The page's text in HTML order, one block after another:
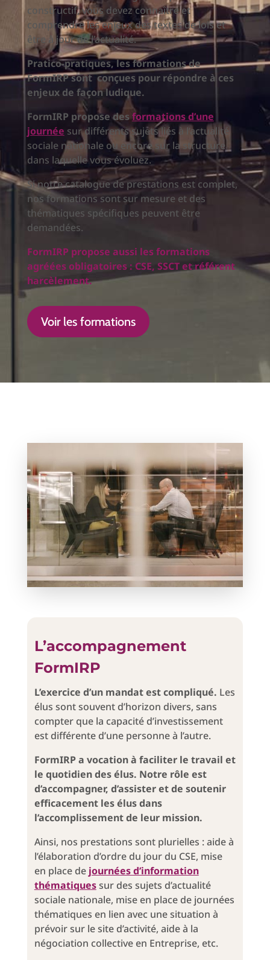
constructif, vous devez connaître et
comprendre les enjeux des textes de lois et
être à jour de l’actualité.
Pratico-pratiques, les formations de
FormIRP sont conçues pour répondre à ces
enjeux de façon ludique.
FormIRP propose desformations d’une
journée sur différents sujets liés à l’actualité
sociale nationale ou encore sur la structure
dans laquelle vous évoluez.
Si notre catalogue de prestations est complet,
nos formations sont sur mesure et des
thématiques spécifiques peuvent être
demandées.
FormIRP propose aussi les formations
agréées obligatoires : CSE, SSCT et référent
harcèlement.
Voir les formations
L’accompagnement
FormIRP
L’exercice d’un mandat est compliqué. Les
élus sont souvent d’horizon divers, sans
compter que la capacité d’investissement
est différente d’une personne à l’autre.
FormIRP a vocation à faciliter le travail et
le quotidien des élus. Notre rôle est
d’accompagner, d’assister et de soutenir
efficacement les élus dans
l’accomplissement de leur mission.
Ainsi, nos prestations sont plurielles : aide à
l’élaboration d’ordre du jour du CSE, mise
en place de journées d’information
thématiquessur des sujets d’actualité
sociale nationale, mise en place de journées
thématiques en lien avec une situation à
prévoir sur le site d’activité, aide à la
négociation collective en Entreprise, etc.